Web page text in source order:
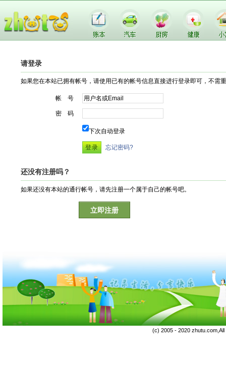
请登录
如果您在本站已拥有帐号，请使用已有的帐号信息直接进行登录即可，不需
帐 号
密 码
下次自动登录
忘记密码?
还没有注册吗？
如果还没有本站的通行帐号，请先注册一个属于自己的帐号吧。
立即注册
(c) 2005 - 2020